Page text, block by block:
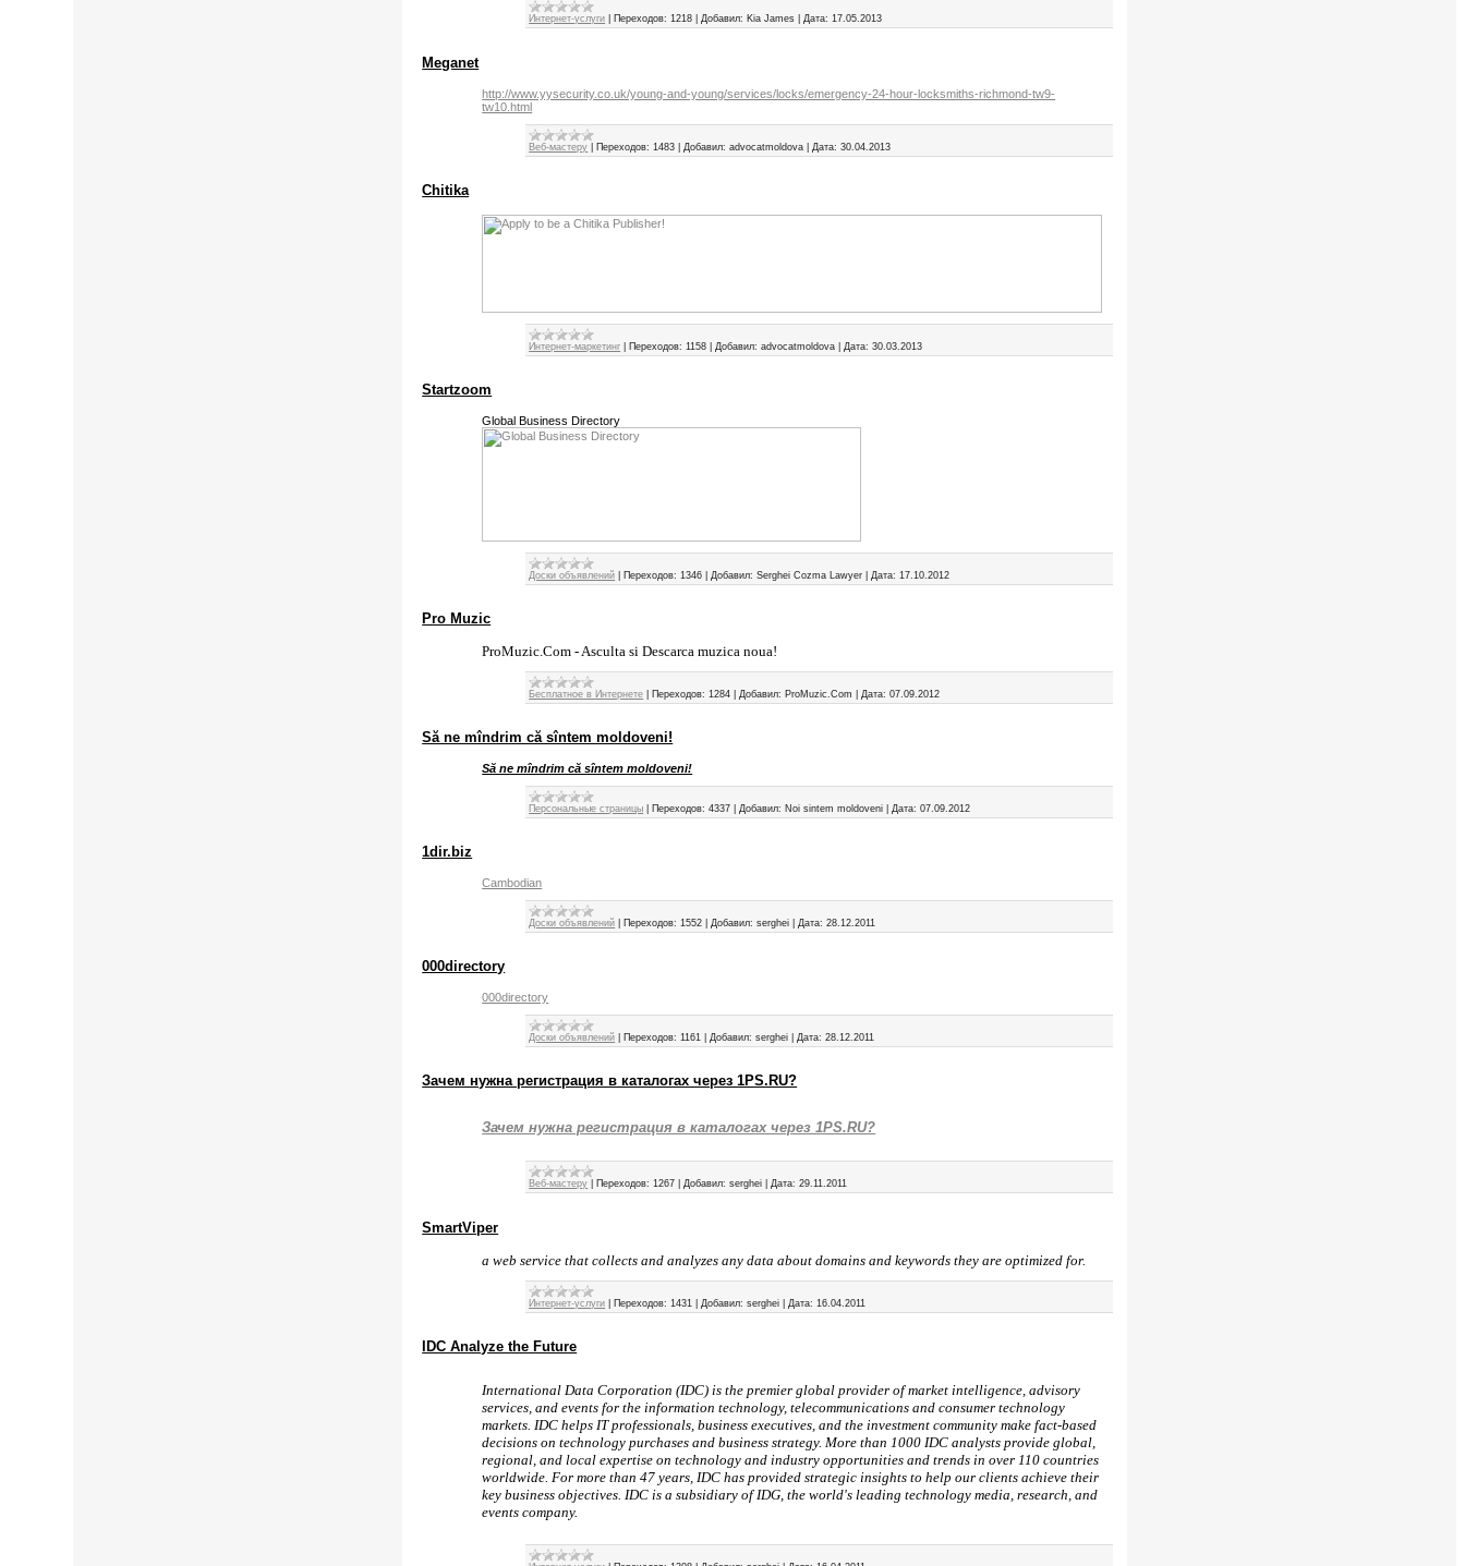
Интернет-услуги Переходов: 1218 |Добавил: Kia James |Дата: 17.05.2013
Meganet
http://www.yysecurity.co.uk/young-and-young/services/locks/emergency-24-hour-locksmiths-richmond-tw9-
tw10.html
Веб-мастеру Переходов: 1483 Добавил: advocatmoldova Дата: 30.04.2013
Chitika
Интернет-маркетинг Переходов: 1158 Добавил: advocatmoldova Дата: 30.03.2013
Startzoom
Global Business Directory
Доски объявлений Переходов: 1346 Добавил: Serghei Cozma Lawyer Дата: 17.10.2012
Pro Muzic
ProMuzic.Com - Asculta si Descarca muzica noua!
Бесплатное в Интернете Переходов: 1284 Добавил: ProMuzic.Com Дата: 07.09.2012
Să ne mîndrim că sîntem moldoveni!
Să ne mîndrim că sîntem moldoveni!
Персональные страницы Переходов: 4337 Добавил: Noi sintem moldoveni Дата: 07.09.2012
1dir.biz
Cambodian
Доски объявлений Переходов: 1552 Добавил: serghei Дата: 28.12.2011
000directory
000directory
Доски объявлений Переходов: 1161 Добавил: serghei Дата: 28.12.2011
Зачем нужна регистрация в каталогах через 1PS.RU?
Зачем нужна регистрация в каталогах через 1PS.RU?
Веб-мастеру Переходов: 1267 |Добавил: serghei |Дата: 29.11.2011
SmartViper
a web service that collects and analyzes any data about domains and keywords they are optimized for.
Интернет-услуги Переходов: 1431 Добавил: serghei Дата: 16.04.2011
IDC Analyze the Future
International Data Corporation (IDC) is the premier global provider of market intelligence, advisory
services, and events for the information technology, telecommunications and consumer technology
markets. IDC helps IT professionals, business executives, and the investment community make fact-based
decisions on technology purchases and business strategy. More than 1000 IDC analysts provide global,
regional, and local expertise on technology and industry opportunities and trends in over 110 countries
worldwide. For more than 47 years, IDC has provided strategic insights to help our clients achieve their
key business objectives. IDC is a subsidiary of IDG, the world's leading technology media, research, and
events company.